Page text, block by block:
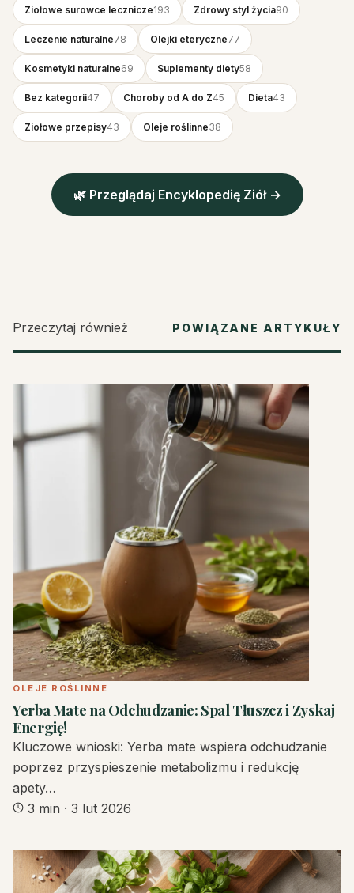
Ziołowe surowce lecznicze193 Zdrowy styl życia90
Leczenie naturalne78 Olejki eteryczne77
Kosmetyki naturalne69 Suplementy diety58
Bez kategorii47 Choroby od A do Z45 Dieta43
Ziołowe przepisy43 Oleje roślinne38
🌿 Przeglądaj Encyklopedię Ziół →
Przeczytaj również POWIĄZANE ARTYKUŁY
OLEJE ROŚLINNE
Yerba Mate na Odchudzanie: Spal Tłuszcz i Zyskaj
Energię!
Kluczowe wnioski: Yerba mate wspiera odchudzanie
poprzez przyspieszenie metabolizmu i redukcję
apety…
3 min · 3 lut 2026